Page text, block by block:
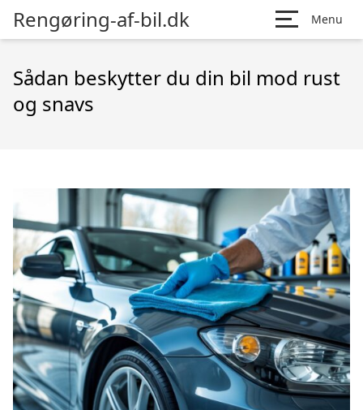
Rengøring-af-bil.dk Menu
Sådan beskytter du din bil mod rust
og snavs